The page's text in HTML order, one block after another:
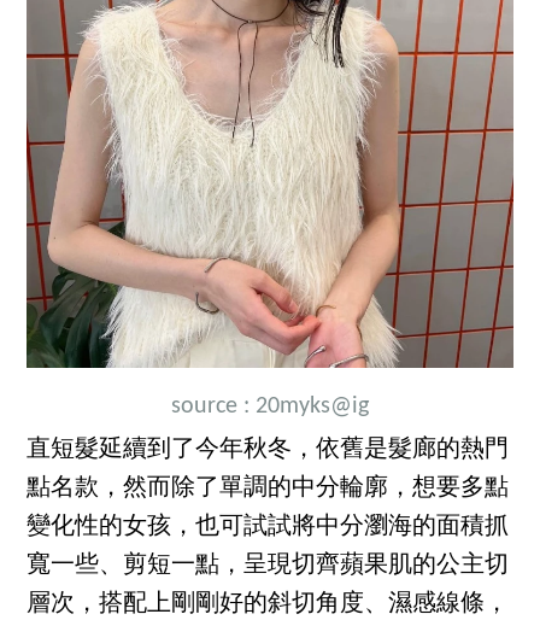
source : 20myks@ig
直短髮延續到了今年秋冬，依舊是髮廊的熱門
點名款，然而除了單調的中分輪廓，想要多點
變化性的女孩，也可試試將中分瀏海的面積抓
寬一些、剪短一點，呈現切齊蘋果肌的公主切
層次，搭配上剛剛好的斜切角度、濕感線條，